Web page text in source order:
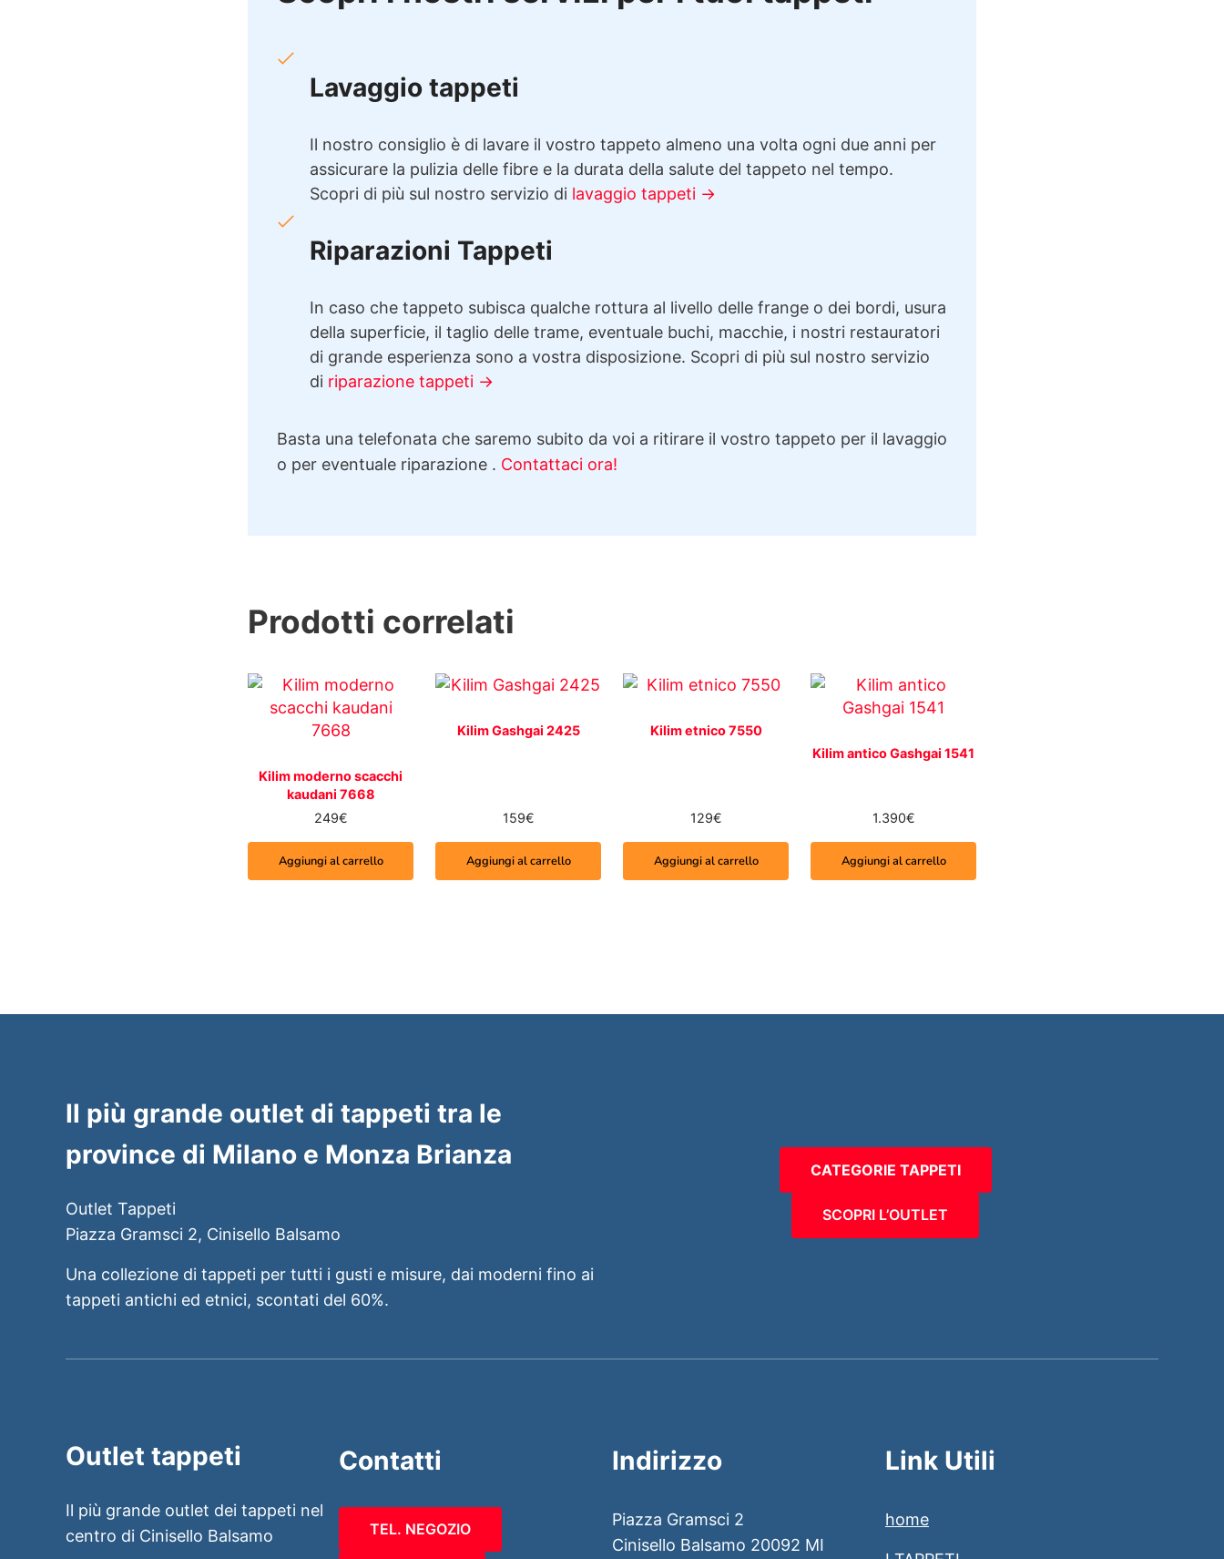
Lavaggio tappeti
Il nostro consiglio è di lavare il vostro tappeto almeno una volta ogni due anni per
assicurare la pulizia delle fibre e la durata della salute del tappeto nel tempo.
Scopri di più sul nostro servizio di lavaggio tappeti →
Riparazioni Tappeti
In caso che tappeto subisca qualche rottura al livello delle frange o dei bordi, usura
della superficie, il taglio delle trame, eventuale buchi, macchie, i nostri restauratori
di grande esperienza sono a vostra disposizione. Scopri di più sul nostro servizio
di riparazione tappeti →
Basta una telefonata che saremo subito da voi a ritirare il vostro tappeto per il lavaggio
o per eventuale riparazione . Contattaci ora!
Prodotti correlati
Kilim moderno scacchi
kaudani 7668
249€
Aggiungi al carrello
Kilim Gashgai 2425
159€
Aggiungi al carrello
Kilim etnico 7550
129€
Aggiungi al carrello
Kilim antico Gashgai 1541
1.390€
Aggiungi al carrello
Il più grande outlet di tappeti tra le
province di Milano e Monza Brianza
Outlet Tappeti
Piazza Gramsci 2, Cinisello Balsamo
Una collezione di tappeti per tutti i gusti e misure, dai moderni fino ai
tappeti antichi ed etnici, scontati del 60%.
CATEGORIE TAPPETI
SCOPRI L’OUTLET
Outlet tappeti
Il più grande outlet dei tappeti nel
centro di Cinisello Balsamo
Contatti
TEL. NEGOZIO
Indirizzo
Piazza Gramsci 2
Cinisello Balsamo 20092 MI
Link Utili
home